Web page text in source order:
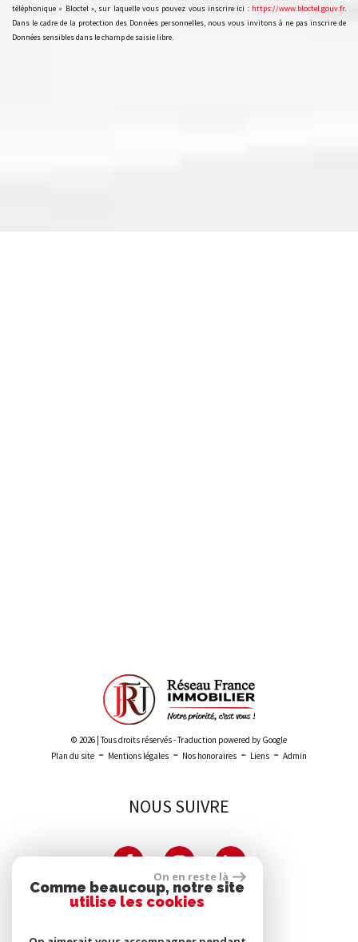
téléphonique « Bloctel », sur laquelle vous pouvez vous inscrire ici : https://www.bloctel.gouv.fr.
Dans le cadre de la protection des Données personnelles, nous vous invitons à ne pas inscrire de
Données sensibles dans le champ de saisie libre.
© 2026 | Tous droits réservés - Traduction powered by Google
Plan du site - Mentions légales - Nos honoraires - Liens - Admin
NOUS SUIVRE
PARTENAIRES
On en reste là
Comme beaucoup, notre site
utilise les cookies